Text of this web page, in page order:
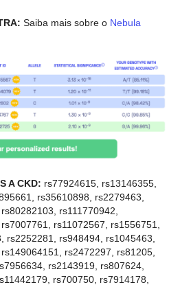
Saiba mais sobre o Nebula
A CKD: rs77924615, rs13146355,
rs35610898, rs2279463,
rs111770942,
rs11072567, rs1556751,
rs2252281, rs948494, rs1045463,
rs2472297, rs81205,
rs2143919, rs807624,
rs700750, rs7914178,